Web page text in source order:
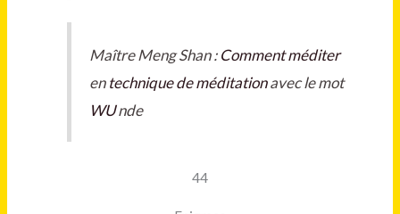
Maître Meng Shan :Comment méditer
entechnique de méditationavec le mot
WUnde
44